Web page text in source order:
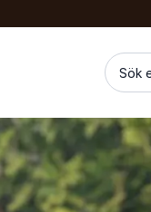
Sök